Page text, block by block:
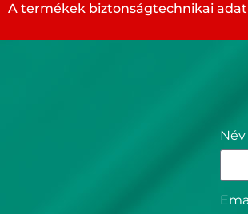
A termékek biztonságtechnikai
Név